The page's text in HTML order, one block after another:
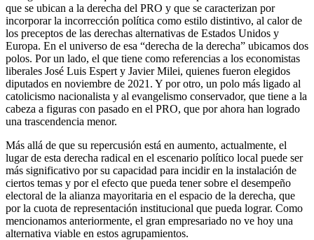
que se ubican a la derecha del PRO y que se caracterizan por
incorporar la incorrección política como estilo distintivo, al calor de
los preceptos de las derechas alternativas de Estados Unidos y
Europa. En el universo de esa “derecha de la derecha” ubicamos dos
polos. Por un lado, el que tiene como referencias a los economistas
liberales José Luis Espert y Javier Milei, quienes fueron elegidos
diputados en noviembre de 2021. Y por otro, un polo más ligado al
catolicismo nacionalista y al evangelismo conservador, que tiene a la
cabeza a figuras con pasado en el PRO, que por ahora han logrado
una trascendencia menor.
Más allá de que su repercusión está en aumento, actualmente, el
lugar de esta derecha radical en el escenario político local puede ser
más significativo por su capacidad para incidir en la instalación de
ciertos temas y por el efecto que pueda tener sobre el desempeño
electoral de la alianza mayoritaria en el espacio de la derecha, que
por la cuota de representación institucional que pueda lograr. Como
mencionamos anteriormente, el gran empresariado no ve hoy una
alternativa viable en estos agrupamientos.